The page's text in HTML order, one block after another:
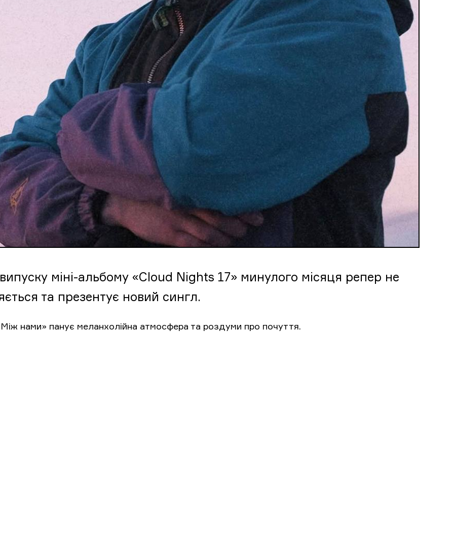
випуску міні-альбому «Cloud Nights 17» минулого місяця репер не
та презентує новий сингл.
нами» панує меланхолійна атмосфера та роздуми про почуття.